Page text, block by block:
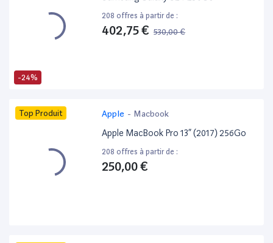
-24%
208 offres à partir de :
402,75 € 530,00 €
Top Produit Apple - Macbook
Apple MacBook Pro 13” (2017) 256Go
208 offres à partir de :
250,00 €